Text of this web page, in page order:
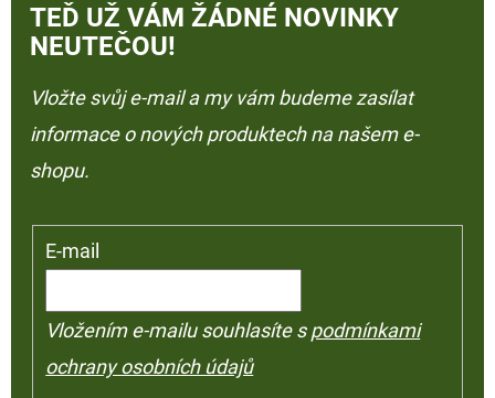
TEĎ UŽ VÁM ŽÁDNÉ NOVINKY
NEUTEČOU!
Vložte svůj e-mail a my vám budeme zasílat
informace o nových produktech na našem e-
shopu.
E-mail
Vložením e-mailu souhlasíte spodmínkami
ochrany osobních údajů